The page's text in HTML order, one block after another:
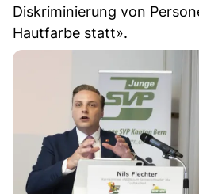
Diskriminierung von
Hautfarbe statt».